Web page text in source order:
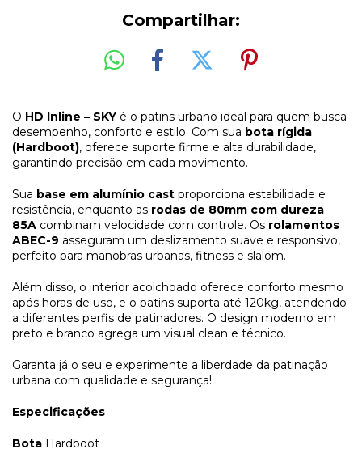
Compartilhar:
O HD Inline – SKY é o patins urbano ideal para quem busca
desempenho, conforto e estilo. Com sua bota rígida
(Hardboot), oferece suporte firme e alta durabilidade,
garantindo precisão em cada movimento.
Sua base em alumínio cast proporciona estabilidade e
resistência, enquanto as rodas de 80mm com dureza
85A combinam velocidade com controle. Os rolamentos
ABEC-9 asseguram um deslizamento suave e responsivo,
perfeito para manobras urbanas, fitness e slalom.
Além disso, o interior acolchoado oferece conforto mesmo
após horas de uso, e o patins suporta até 120kg, atendendo
a diferentes perfis de patinadores. O design moderno em
preto e branco agrega um visual clean e técnico.
Garanta já o seu e experimente a liberdade da patinação
urbana com qualidade e segurança!
Especificações
Bota Hardboot